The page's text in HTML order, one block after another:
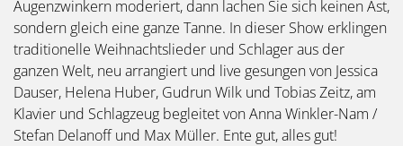
Augenzwinkern moderiert, dann lachen Sie sich keinen Ast,
sondern gleich eine ganze Tanne. In dieser Show erklingen
traditionelle Weihnachtslieder und Schlager aus der
ganzen Welt, neu arrangiert und live gesungen von Jessica
Dauser, Helena Huber, Gudrun Wilk und Tobias Zeitz, am
Klavier und Schlagzeug begleitet von Anna Winkler-Nam /
Stefan Delanoff und Max Müller. Ente gut, alles gut!